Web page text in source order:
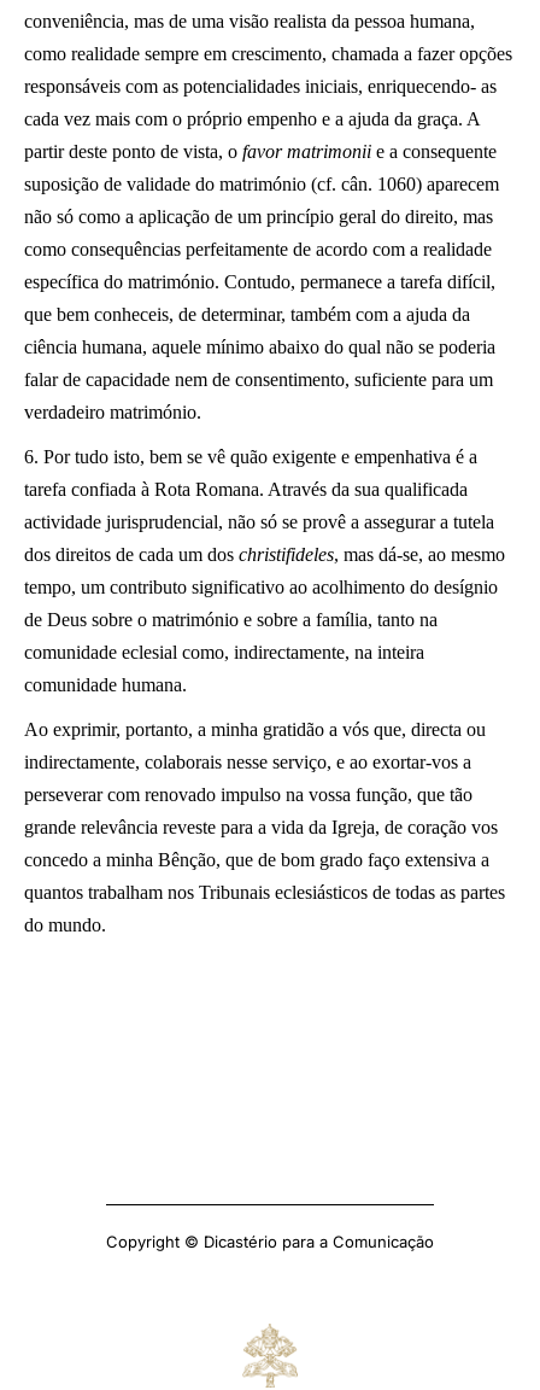
conveniência, mas de uma visão realista da pessoa humana,
como realidade sempre em crescimento, chamada a fazer opções
responsáveis com as potencialidades iniciais, enriquecendo- as
cada vez mais com o próprio empenho e a ajuda da graça. A
partir deste ponto de vista, o favor matrimonii e a consequente
suposição de validade do matrimónio (cf. cân. 1060) aparecem
não só como a aplicação de um princípio geral do direito, mas
como consequências perfeitamente de acordo com a realidade
específica do matrimónio. Contudo, permanece a tarefa difícil,
que bem conheceis, de determinar, também com a ajuda da
ciência humana, aquele mínimo abaixo do qual não se poderia
falar de capacidade nem de consentimento, suficiente para um
verdadeiro matrimónio.
6. Por tudo isto, bem se vê quão exigente e empenhativa é a
tarefa confiada à Rota Romana. Através da sua qualificada
actividade jurisprudencial, não só se provê a assegurar a tutela
dos direitos de cada um dos christifideles, mas dá-se, ao mesmo
tempo, um contributo significativo ao acolhimento do desígnio
de Deus sobre o matrimónio e sobre a família, tanto na
comunidade eclesial como, indirectamente, na inteira
comunidade humana.
Ao exprimir, portanto, a minha gratidão a vós que, directa ou
indirectamente, colaborais nesse serviço, e ao exortar-vos a
perseverar com renovado impulso na vossa função, que tão
grande relevância reveste para a vida da Igreja, de coração vos
concedo a minha Bênção, que de bom grado faço extensiva a
quantos trabalham nos Tribunais eclesiásticos de todas as partes
do mundo.
Copyright © Dicastério para a Comunicação